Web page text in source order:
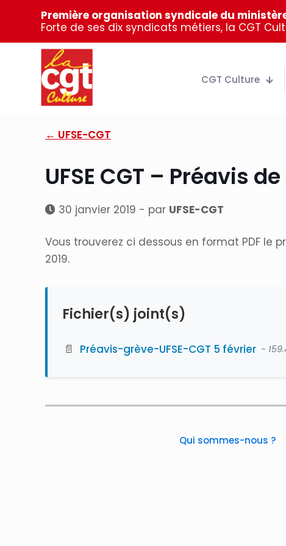
Première organisation syndicale du
Forte de ses dix syndicats métiers, la CGT
CGT Culture
← UFSE-CGT
UFSE CGT – Préavis
30 janvier 2019 - par UFSE-CGT
Vous trouverez ci dessous en format PDF le
2019.
Fichier(s) joint(s)
📄 Préavis-grève-UFSE-CGT 5 février -
Qui sommes-nous ?